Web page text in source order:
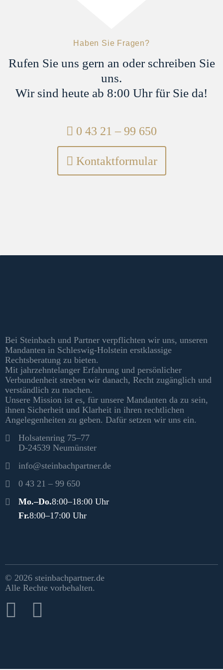
Haben Sie Fragen?
Rufen Sie uns gern an oder schreiben Sie
uns.
Wir sind heute ab 8:00 Uhr für Sie da!
Telefon:
0 43 21 – 99 650
Kontaktformular
Bei Steinbach und Partner verpflichten wir uns, unseren
Mandanten in Schleswig-Holstein erstklassige
Rechtsberatung zu bieten.
Mit jahrzehntelanger Erfahrung und persönlicher
Verbundenheit streben wir danach, Recht zugänglich und
verständlich zu machen.
Unsere Mission ist es, für unsere Mandanten da zu sein,
ihnen Sicherheit und Klarheit in ihren rechtlichen
Angelegenheiten zu geben. Dafür setzen wir uns ein.
Kontakt
Holsatenring 75–77
D-24539 Neumünster
info@steinbachpartner.de
0 43 21 – 99 650
Öffnungszeiten
Mo.–Do.8:00–18:00 Uhr
Fr.8:00–17:00 Uhr
Rechtliches & Social Media
© 2026 steinbachpartner.de
Alle Rechte vorbehalten.